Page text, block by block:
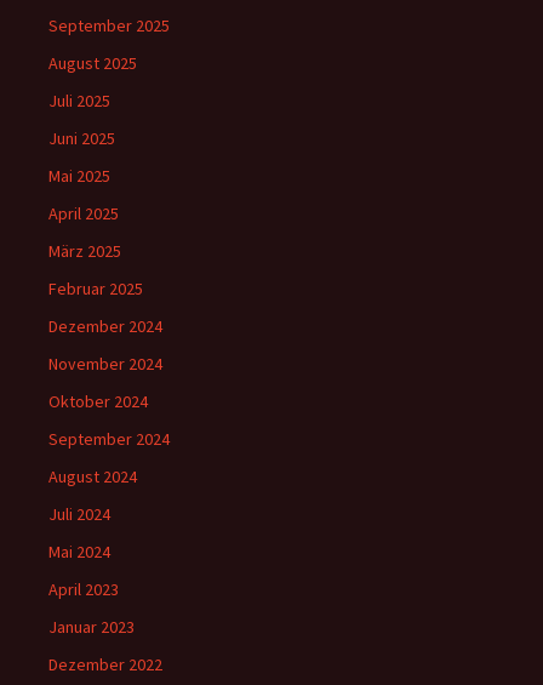
September 2025
August 2025
Juli 2025
Juni 2025
Mai 2025
April 2025
März 2025
Februar 2025
Dezember 2024
November 2024
Oktober 2024
September 2024
August 2024
Juli 2024
Mai 2024
April 2023
Januar 2023
Dezember 2022